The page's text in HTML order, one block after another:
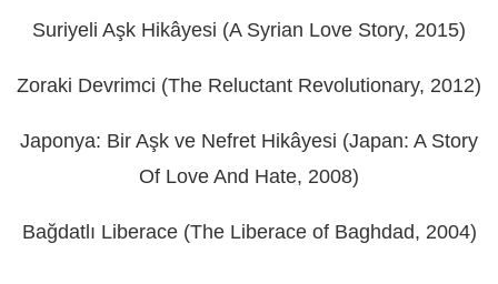
Suriyeli Aşk Hikâyesi (A Syrian Love Story, 2015)
Zoraki Devrimci (The Reluctant Revolutionary, 2012)
Japonya: Bir Aşk ve Nefret Hikâyesi (Japan: A Story
Of Love And Hate, 2008)
Bağdatlı Liberace (The Liberace of Baghdad, 2004)